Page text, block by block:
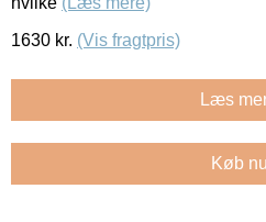
1630 kr. (Vis fragtpris)
Læs
Køb